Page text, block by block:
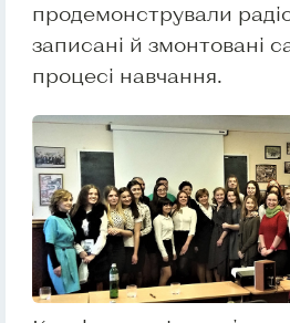
продемонстрували
записані й змонтовані
процесі навчання.